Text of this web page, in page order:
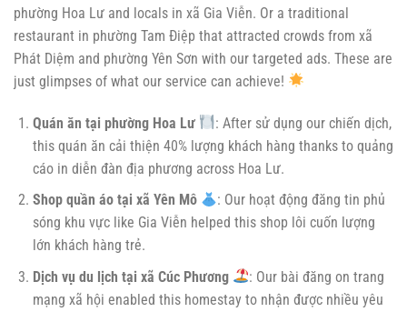
phường Hoa Lư and locals in xã Gia Viễn. Or a traditional
restaurant in phường Tam Điệp that attracted crowds from xã
Phát Diệm and phường Yên Sơn with our targeted ads. These are
just glimpses of what our service can achieve!
Quán ăn tại phường Hoa Lư
: After sử dụng our chiến dịch,
this quán ăn cải thiện 40% lượng khách hàng thanks to quảng
cáo in diễn đàn địa phương across Hoa Lư.
Shop quần áo tại xã Yên Mô
: Our hoạt động đăng tin phủ
sóng khu vực like Gia Viễn helped this shop lôi cuốn lượng
lớn khách hàng trẻ.
Dịch vụ du lịch tại xã Cúc Phương
: Our bài đăng on trang
mạng xã hội enabled this homestay to nhận được nhiều yêu